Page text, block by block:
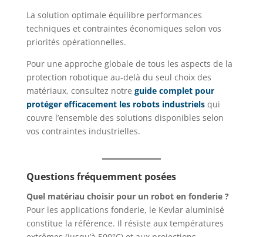
La solution optimale équilibre performances
techniques et contraintes économiques selon vos
priorités opérationnelles.
Pour une approche globale de tous les aspects de la
protection robotique au-delà du seul choix des
matériaux, consultez notre guide complet pour
protéger efficacement les robots industrielsqui
couvre l’ensemble des solutions disponibles selon
vos contraintes industrielles.
Questions fréquemment posées
Quel matériau choisir pour un robot en fonderie ?
Pour les applications fonderie, le Kevlar aluminisé
constitue la référence. Il résiste aux températures